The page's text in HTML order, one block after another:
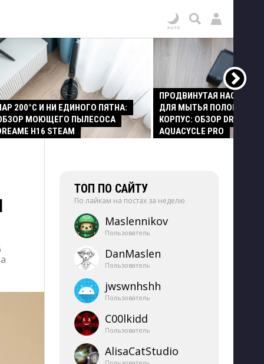
200°C И НИ ЕДИНОГО ПЯТНА:
МОЮЩЕГО ПЫЛЕСОСА
H16 STEAM
ПРОДВИНУТАЯ НАСАДКА
ДЛЯ МЫТЬЯ ПОЛОВ И
КОРПУС: ОБЗОР DREAME
AQUACYCLE PRO
ТОП ПО САЙТУ
По лайкам на постах за неделю
Maslennikov
Пользователь
DanMaslen
Пользователь
jwswnhshh
Пользователь
C00lkidd
Пользователь
AlisaCatStudio